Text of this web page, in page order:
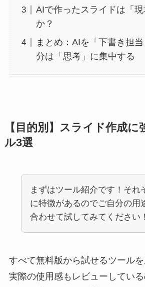
AIで作ったスライドは「
か？
まとめ：AIを「下書き担
分は「思考」に集中する
【目的別】スライド作成に
ル3選
まずはツール紹介です！それ
に特徴があるのでご自分の用
合わせて試してみてください！
すべて無料版から試せるツールを
実際の使用感もレビューしてい